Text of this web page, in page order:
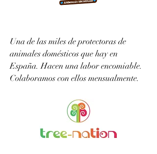
Una de las miles de protectoras de
animales domésticos que hay en
España. Hacen una labor encomiable.
Colaboramos con ellos mensualmente.